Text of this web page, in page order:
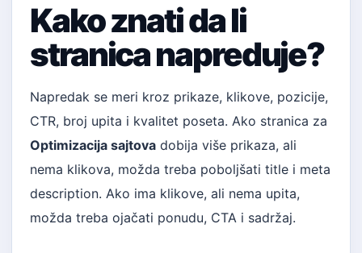
Kako znati da li
stranica napreduje?
Napredak se meri kroz prikaze, klikove, pozicije,
CTR, broj upita i kvalitet poseta. Ako stranica za
Optimizacija sajtova dobija više prikaza, ali
nema klikova, možda treba poboljšati title i meta
description. Ako ima klikove, ali nema upita,
možda treba ojačati ponudu, CTA i sadržaj.